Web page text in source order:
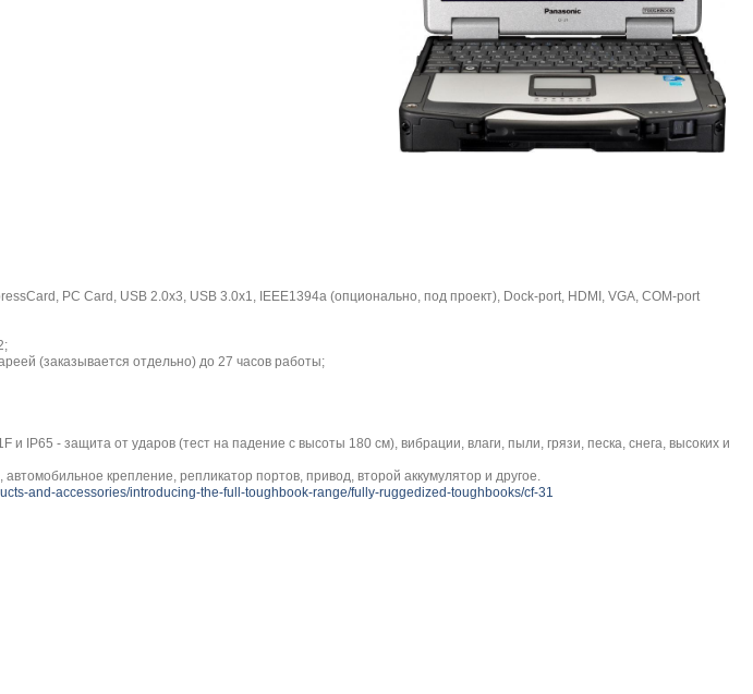
PC Card, USB 2.0x3, USB 3.0x1, IEEE1394a (опционально, под проект), Dock-port, HDMI, VGA, COM-port
(заказывается отдельно) до 27 часов работы;
и IP65 - защита от ударов (тест на падение с высоты 180 см), вибрации, влаги, пыли, грязи, песка, снега, высоких и
крепление, репликатор портов, привод, второй аккумулятор и другое.
and-accessories/introducing-the-full-toughbook-range/fully-ruggedized-toughbooks/cf-31